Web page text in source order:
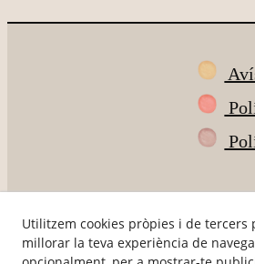
Utilitzem cookies pròpies i de
millorar la teva experiència de